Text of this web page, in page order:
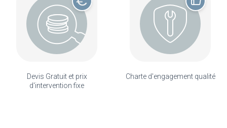
Devis Gratuit et prix
d'intervention fixe
Charte d'engagement qualité